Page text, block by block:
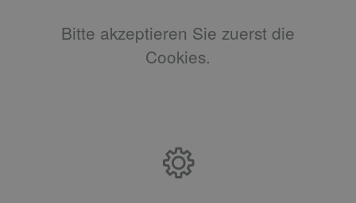
Bitte akzeptieren Sie zuerst die
Cookies.